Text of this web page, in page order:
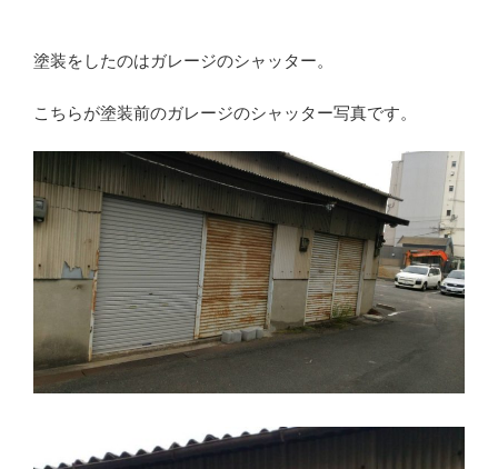
塗装をしたのはガレージのシャッター。
こちらが塗装前のガレージのシャッター写真です。